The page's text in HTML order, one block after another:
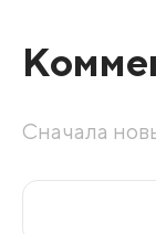
Сначала